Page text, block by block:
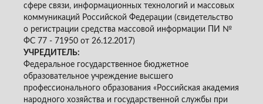
сфере связи, информационных технологий и массовых
коммуникаций Российской Федерации (свидетельство
о регистрации средства массовой информации ПИ №
ФС 77 - 71950 от 26.12.2017)
УЧРЕДИТЕЛЬ:
Федеральное государственное бюджетное
образовательное учреждение высшего
профессионального образования «Российская академия
народного хозяйства и государственной службы при